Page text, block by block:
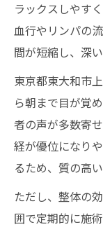
ラックスしやす
血行やリンパの
間が短縮し、深
東京都東大和市
ら朝まで目が覚
者の声が多数寄
経が優位になり
るため、質の高
ただし、整体の
囲で定期的に施